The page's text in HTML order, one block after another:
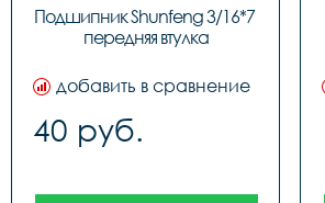
Подшипник Shunfeng 3/16*7
передняя втулка
добавить в сравнение
40 руб.